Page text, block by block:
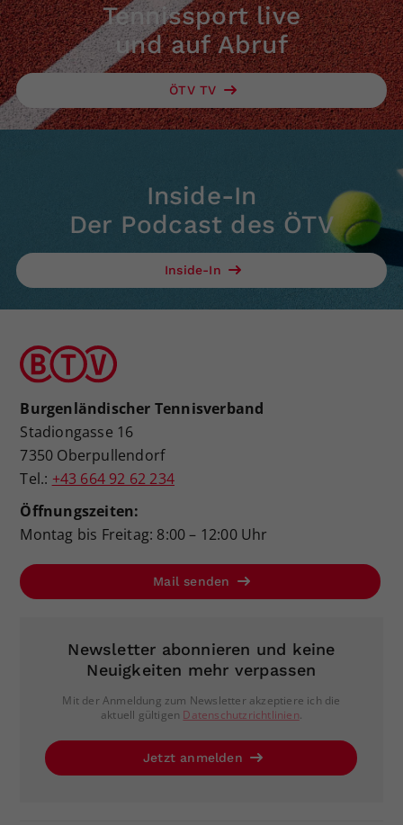
Tennissport live
und auf Abruf
ÖTV TV
Inside-In
Der Podcast des ÖTV
Inside-In
Burgenländischer Tennisverband
Stadiongasse 16
7350 Oberpullendorf
Tel.: +43 664 92 62 234
Öffnungszeiten:
Montag bis Freitag: 8:00 – 12:00 Uhr
Mail senden
Newsletter abonnieren und keine
Neuigkeiten mehr verpassen
Mit der Anmeldung zum Newsletter akzeptiere ich die
aktuell gültigen Datenschutzrichtlinien.
Jetzt anmelden